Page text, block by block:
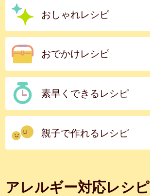
おしゃれレシピ
おでかけレシピ
素早くできるレシピ
親子で作れるレシピ
アレルギー対応レシピ